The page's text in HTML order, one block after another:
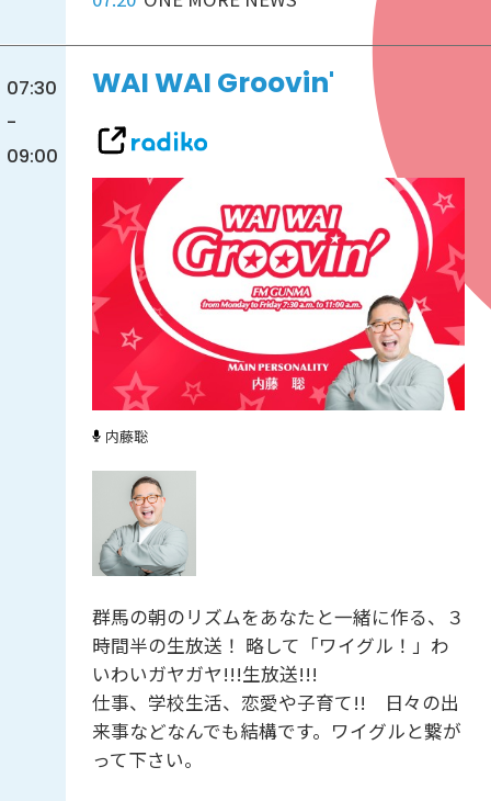
07:30
-
09:00
WAI WAI Groovin'
内藤聡
群馬の朝のリズムをあなたと一緒に作る、３
時間半の生放送！ 略して「ワイグル！」わ
いわいガヤガヤ!!!生放送!!!
仕事、学校生活、恋愛や子育て!! 日々の出
来事などなんでも結構です。ワイグルと繋が
って下さい。